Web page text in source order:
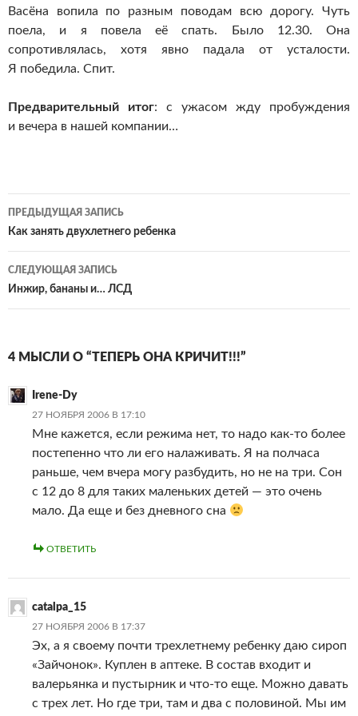
Васёна вопила по разным поводам всю дорогу. Чуть
поела, и я повела её спать. Было 12.30. Она
сопротивлялась, хотя явно падала от усталости.
Я победила. Спит.
Предварительный итог: с ужасом жду пробуждения
и вечера в нашей компании…
Навигация
по
записям
ПРЕДЫДУЩАЯ ЗАПИСЬ
Как занять двухлетнего ребенка
СЛЕДУЮЩАЯ ЗАПИСЬ
Инжир, бананы и… ЛСД
4 МЫСЛИ О “ТЕПЕРЬ ОНА КРИЧИТ!!!”
Irene-Dy
27 НОЯБРЯ 2006 В 17:10
Мне кажется, если режима нет, то надо как-то более
постепенно что ли его налаживать. Я на полчаса
раньше, чем вчера могу разбудить, но не на три. Сон
с 12 до 8 для таких маленьких детей — это очень
мало. Да еще и без дневного сна
ОТВЕТИТЬ
catalpa_15
27 НОЯБРЯ 2006 В 17:37
Эх, а я своему почти трехлетнему ребенку даю сироп
«Зайчонок». Куплен в аптеке. В состав входит и
валерьянка и пустырник и что-то еще. Можно давать
с трех лет. Но где три, там и два с половиной. Мы им